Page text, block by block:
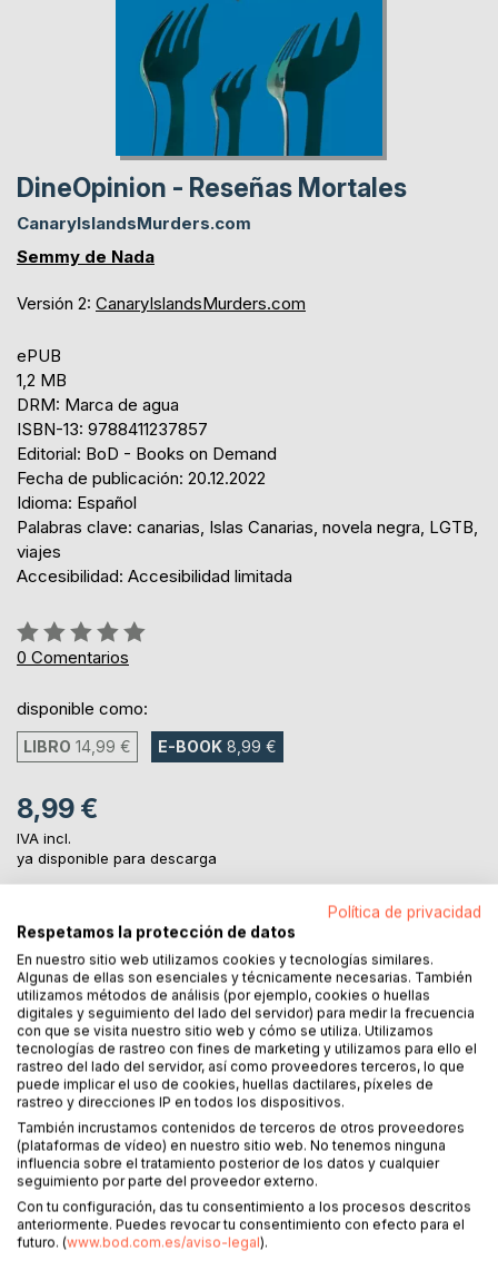
DineOpinion - Reseñas Mortales
CanaryIslandsMurders.com
Semmy de Nada
Versión 2: CanaryIslandsMurders.com
ePUB
1,2 MB
DRM: Marca de agua
ISBN-13: 9788411237857
Editorial: BoD - Books on Demand
Fecha de publicación: 20.12.2022
Idioma: Español
Palabras clave: canarias, Islas Canarias, novela negra, LGTB,
viajes
Accesibilidad: Accesibilidad limitada
Rating:
0%
0 Comentarios
disponible como:
LIBRO 14,99 € E-BOOK 8,99 €
8,99 €
IVA incl.
ya disponible para descarga
AL CARRITO
Añadir a lista de deseo
Haz una reseña
DESCRIPCIÓN
En el idílico Garachico, en Tenerife, la propietaria de
Política de privacidad
Respetamos la protección de datos
En nuestro sitio web utilizamos cookies y tecnologías similares.
Algunas de ellas son esenciales y técnicamente necesarias. También
utilizamos métodos de análisis (por ejemplo, cookies o huellas
digitales y seguimiento del lado del servidor) para medir la frecuencia
con que se visita nuestro sitio web y cómo se utiliza. Utilizamos
tecnologías de rastreo con fines de marketing y utilizamos para ello el
rastreo del lado del servidor, así como proveedores terceros, lo que
puede implicar el uso de cookies, huellas dactilares, píxeles de
rastreo y direcciones IP en todos los dispositivos.
También incrustamos contenidos de terceros de otros proveedores
(plataformas de vídeo) en nuestro sitio web. No tenemos ninguna
influencia sobre el tratamiento posterior de los datos y cualquier
seguimiento por parte del proveedor externo.
Con tu configuración, das tu consentimiento a los procesos descritos
anteriormente. Puedes revocar tu consentimiento con efecto para el
futuro. (www.bod.com.es/aviso-legal).